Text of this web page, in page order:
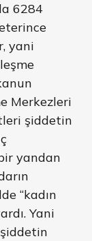
6284
yani
Merkezleri
şiddetin
yandan
“kadın
Yani